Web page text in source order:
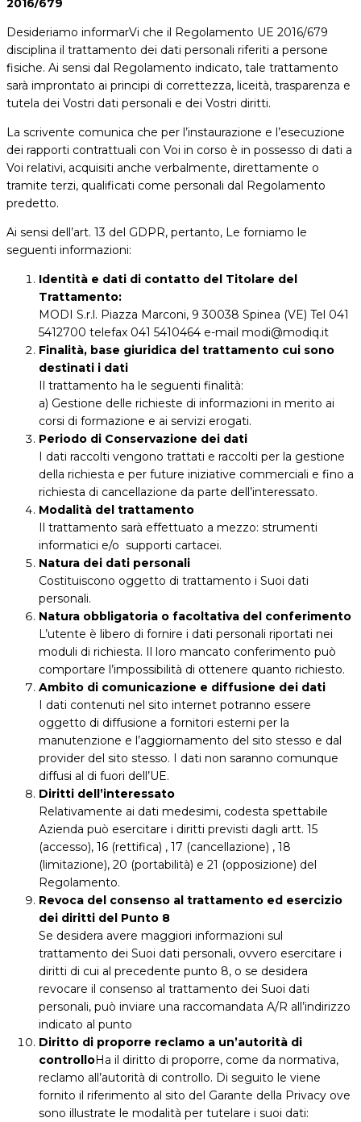
2016/679
Desideriamo informarVi che il Regolamento UE 2016/679
disciplina il trattamento dei dati personali riferiti a persone
fisiche. Ai sensi dal Regolamento indicato, tale trattamento
sarà improntato ai principi di correttezza, liceità, trasparenza e
tutela dei Vostri dati personali e dei Vostri diritti.
La scrivente comunica che per l’instaurazione e l’esecuzione
dei rapporti contrattuali con Voi in corso è in possesso di dati a
Voi relativi, acquisiti anche verbalmente, direttamente o
tramite terzi, qualificati come personali dal Regolamento
predetto.
Ai sensi dell’art. 13 del GDPR, pertanto, Le forniamo le
seguenti informazioni:
Identità e dati di contatto del Titolare del
Trattamento:
MODI S.r.l. Piazza Marconi, 9 30038 Spinea (VE) Tel 041
5412700 telefax 041 5410464 e-mail modi@modiq.it
Finalità, base giuridica del trattamento cui sono
destinati i dati
Il trattamento ha le seguenti finalità:
a) Gestione delle richieste di informazioni in merito ai
corsi di formazione e ai servizi erogati.
Periodo di Conservazione dei dati
I dati raccolti vengono trattati e raccolti per la gestione
della richiesta e per future iniziative commerciali e fino a
richiesta di cancellazione da parte dell’interessato.
Modalità del trattamento
Il trattamento sarà effettuato a mezzo: strumenti
informatici e/o supporti cartacei.
Natura dei dati personali
Costituiscono oggetto di trattamento i Suoi dati
personali.
Natura obbligatoria o facoltativa del conferimento
L’utente è libero di fornire i dati personali riportati nei
moduli di richiesta. Il loro mancato conferimento può
comportare l’impossibilità di ottenere quanto richiesto.
Ambito di comunicazione e diffusione dei dati
I dati contenuti nel sito internet potranno essere
oggetto di diffusione a fornitori esterni per la
manutenzione e l’aggiornamento del sito stesso e dal
provider del sito stesso. I dati non saranno comunque
diffusi al di fuori dell’UE.
Diritti dell’interessato
Relativamente ai dati medesimi, codesta spettabile
Azienda può esercitare i diritti previsti dagli artt. 15
(accesso), 16 (rettifica) , 17 (cancellazione) , 18
(limitazione), 20 (portabilità) e 21 (opposizione) del
Regolamento.
Revoca del consenso al trattamento ed esercizio
dei diritti del Punto 8
Se desidera avere maggiori informazioni sul
trattamento dei Suoi dati personali, ovvero esercitare i
diritti di cui al precedente punto 8, o se desidera
revocare il consenso al trattamento dei Suoi dati
personali, può inviare una raccomandata A/R all’indirizzo
indicato al punto
Diritto di proporre reclamo a un’autorità di
controlloHa il diritto di proporre, come da normativa,
reclamo all’autorità di controllo. Di seguito le viene
fornito il riferimento al sito del Garante della Privacy ove
sono illustrate le modalità per tutelare i suoi dati: